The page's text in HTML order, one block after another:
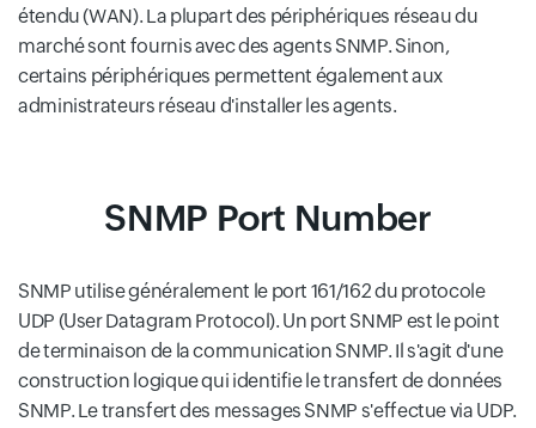
étendu (WAN). La plupart des périphériques réseau du
marché sont fournis avec des agents SNMP. Sinon,
certains périphériques permettent également aux
administrateurs réseau d'installer les agents.
SNMP Port Number
SNMP utilise généralement le port 161/162 du protocole
UDP (User Datagram Protocol). Un port SNMP est le point
de terminaison de la communication SNMP. Il s'agit d'une
construction logique qui identifie le transfert de données
SNMP. Le transfert des messages SNMP s'effectue via UDP.